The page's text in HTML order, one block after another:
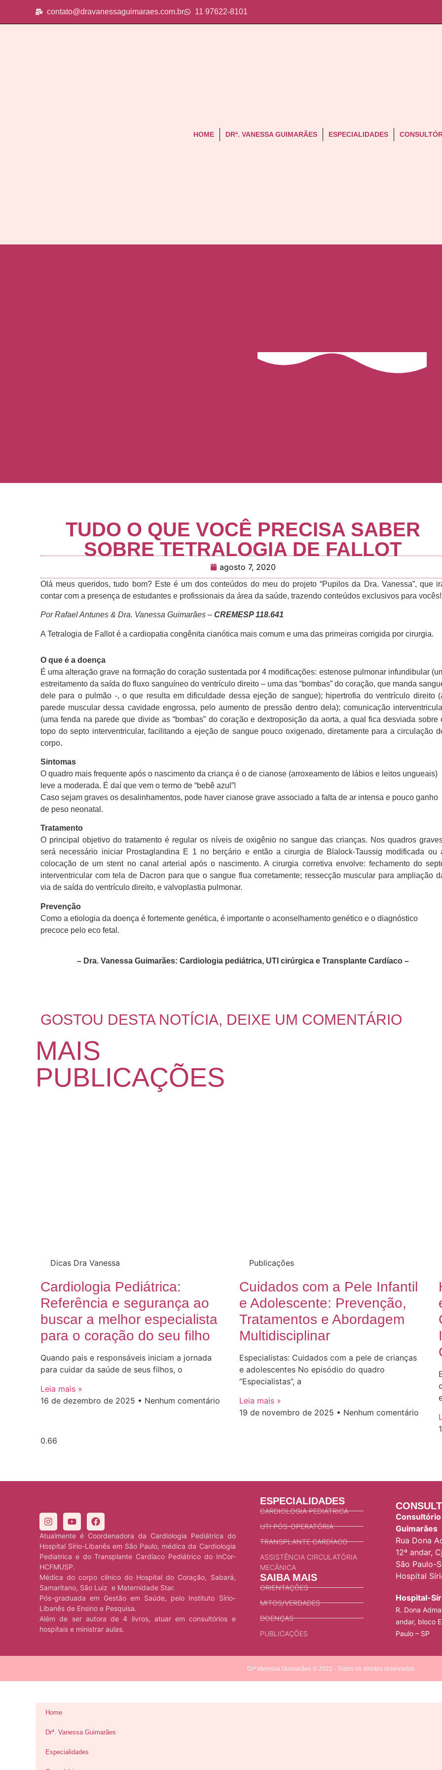
contato@dravanessaguimaraes.com.br 11 97622-8101
HOME DRª. VANESSA GUIMARÃES ESPECIALIDADES
TUDO O QUE VOCÊ PRECISA SABER
SOBRE TETRALOGIA DE FALLOT
agosto 7, 2020
Olá meus queridos, tudo bom? Este é um dos conteúdos do meu do projeto “Pupilos da Dra. Vanessa”, que
contar com a presença de estudantes e profissionais da área da saúde, trazendo conteúdos exclusivos para vocês!
Por Rafael Antunes & Dra. Vanessa Guimarães – CREMESP 118.641
A Tetralogia de Fallot é a cardiopatia congênita cianótica mais comum e uma das primeiras corrigida por cirurgia.
O que é a doença
É uma alteração grave na formação do coração sustentada por 4 modificações: estenose pulmonar infundibular
estreitamento da saída do fluxo sanguíneo do ventrículo direito – uma das “bombas” do coração, que manda
dele para o pulmão -, o que resulta em dificuldade dessa ejeção de sangue); hipertrofia do ventrículo direito
parede muscular dessa cavidade engrossa, pelo aumento de pressão dentro dela); comunicação
(uma fenda na parede que divide as “bombas” do coração e dextroposição da aorta, a qual fica desviada sobre
topo do septo interventricular, facilitando a ejeção de sangue pouco oxigenado, diretamente para a circulação
corpo.
Sintomas
O quadro mais frequente após o nascimento da criança é o de cianose (arroxeamento de lábios e leitos ungueais)
leve a moderada. É daí que vem o termo de “bebê azul”!
Caso sejam graves os desalinhamentos, pode haver cianose grave associado a falta de ar intensa e pouco ganho
de peso neonatal.
Tratamento
O principal objetivo do tratamento é regular os níveis de oxigênio no sangue das crianças. Nos quadros
será necessário iniciar Prostaglandina E 1 no berçário e então a cirurgia de Blalock-Taussig modificada ou
colocação de um stent no canal arterial após o nascimento. A cirurgia corretiva envolve: fechamento do
interventricular com tela de Dacron para que o sangue flua corretamente; ressecção muscular para ampliação
via de saída do ventrículo direito, e valvoplastia pulmonar.
Prevenção
Como a etiologia da doença é fortemente genética, é importante o aconselhamento genético e o diagnóstico
precoce pelo eco fetal.
– Dra. Vanessa Guimarães: Cardiologia pediátrica, UTI cirúrgica e Transplante Cardíaco –
GOSTOU DESTA NOTÍCIA, DEIXE UM COMENTÁRIO
MAIS
PUBLICAÇÕES
Dicas Dra Vanessa
Cardiologia Pediátrica:
Referência e segurança ao
buscar a melhor especialista
para o coração do seu filho
Quando pais e responsáveis iniciam a jornada
para cuidar da saúde de seus filhos, o
Leia mais »
16 de dezembro de 2025
Nenhum comentário
Publicações
Cuidados com a Pele Infantil
e Adolescente: Prevenção,
Tratamentos e Abordagem
Multidisciplinar
Especialistas: Cuidados com a pele de crianças
e adolescentes No episódio do quadro
“Especialistas”, a
Leia mais »
19 de novembro de 2025
Nenhum comentário
Atualmente é Coordenadora da Cardiologia Pediátrica do
Hospital Sírio-Libanês em São Paulo, médica da Cardiologia
Pediatrica e do Transplante Cardíaco Pediátrico do InCor-
HCFMUSP.
Médica do corpo clínico do Hospital do Coração, Sabará,
Samaritano, São Luiz e Maternidade Star.
Pós-graduada em Gestão em Saúde, pelo Instituto Sírio-
Libanês de Ensino e Pesquisa.
Além de ser autora de 4 livros, atuar em consultórios e
hospitais e ministrar aulas.
ESPECIALIDADES
CARDIOLOGIA PEDIÁTRICA
UTI PÓS-OPERATÓRIA
TRANSPLANTE CARDÍACO
ASSISTÊNCIA CIRCULATÓRIA
MECÂNICA
SAIBA MAIS
ORIENTAÇÕES
MITOS/VERDADES
DOENÇAS
PUBLICAÇÕES
Consultório
Guimarães
Rua Dona
12º andar,
São Paulo-
Hospital
Hospital-
R. Dona
andar, bloco
Paulo – SP
Drª Vanessa Guimarães © 2022 - Todos os direitos reservados.
Home
Drª. Vanessa Guimarães
Especialidades